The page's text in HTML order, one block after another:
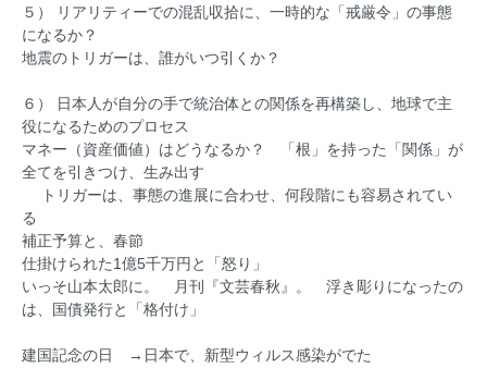
５） リアリティーでの混乱収拾に、一時的な「戒厳令」の事態
になるか？
地震のトリガーは、誰がいつ引くか？
６） 日本人が自分の手で統治体との関係を再構築し、地球で主
役になるためのプロセス
マネー（資産価値）はどうなるか？ 「根」を持った「関係」が
全てを引きつけ、生み出す
トリガーは、事態の進展に合わせ、何段階にも容易されてい
る
補正予算と、春節
仕掛けられた1億5千万円と「怒り」
いっそ山本太郎に。 月刊『文芸春秋』。 浮き彫りになったの
は、国債発行と「格付け」
建国記念の日 →日本で、新型ウィルス感染がでた